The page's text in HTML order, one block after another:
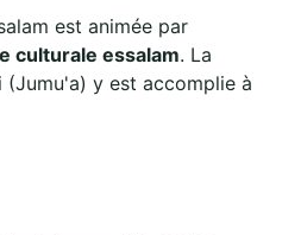
est animée par
culturale essalam. La
y est accomplie à